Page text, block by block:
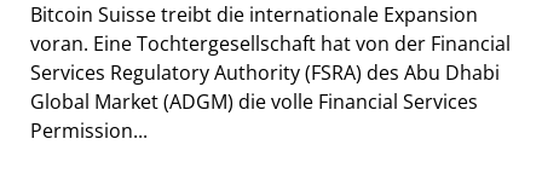
Bitcoin Suisse treibt die internationale Expansion
voran. Eine Tochtergesellschaft hat von der Financial
Services Regulatory Authority (FSRA) des Abu Dhabi
Global Market (ADGM) die volle Financial Services
Permission...